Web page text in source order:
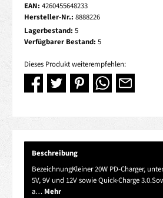
EAN: 4260455648233
Hersteller-Nr.: 8888226
Lagerbestand: 5
Verfügbarer Bestand: 5
Dieses Produkt weiterempfehlen:
Beschreibung
BezeichnungKleiner 20W PD-Charger,
5V, 9V und 12V sowie Quick-Charge
a… Mehr